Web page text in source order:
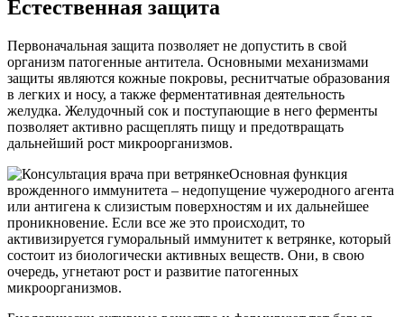
Естественная защита
Первоначальная защита позволяет не допустить в свой
организм патогенные антитела. Основными механизмами
защиты являются кожные покровы, реснитчатые образования
в легких и носу, а также ферментативная деятельность
желудка. Желудочный сок и поступающие в него ферменты
позволяет активно расщеплять пищу и предотвращать
дальнейший рост микроорганизмов.
Основная функция
врожденного иммунитета – недопущение чужеродного агента
или антигена к слизистым поверхностям и их дальнейшее
проникновение. Если все же это происходит, то
активизируется гуморальный иммунитет к ветрянке, который
состоит из биологически активных веществ. Они, в свою
очередь, угнетают рост и развитие патогенных
микроорганизмов.